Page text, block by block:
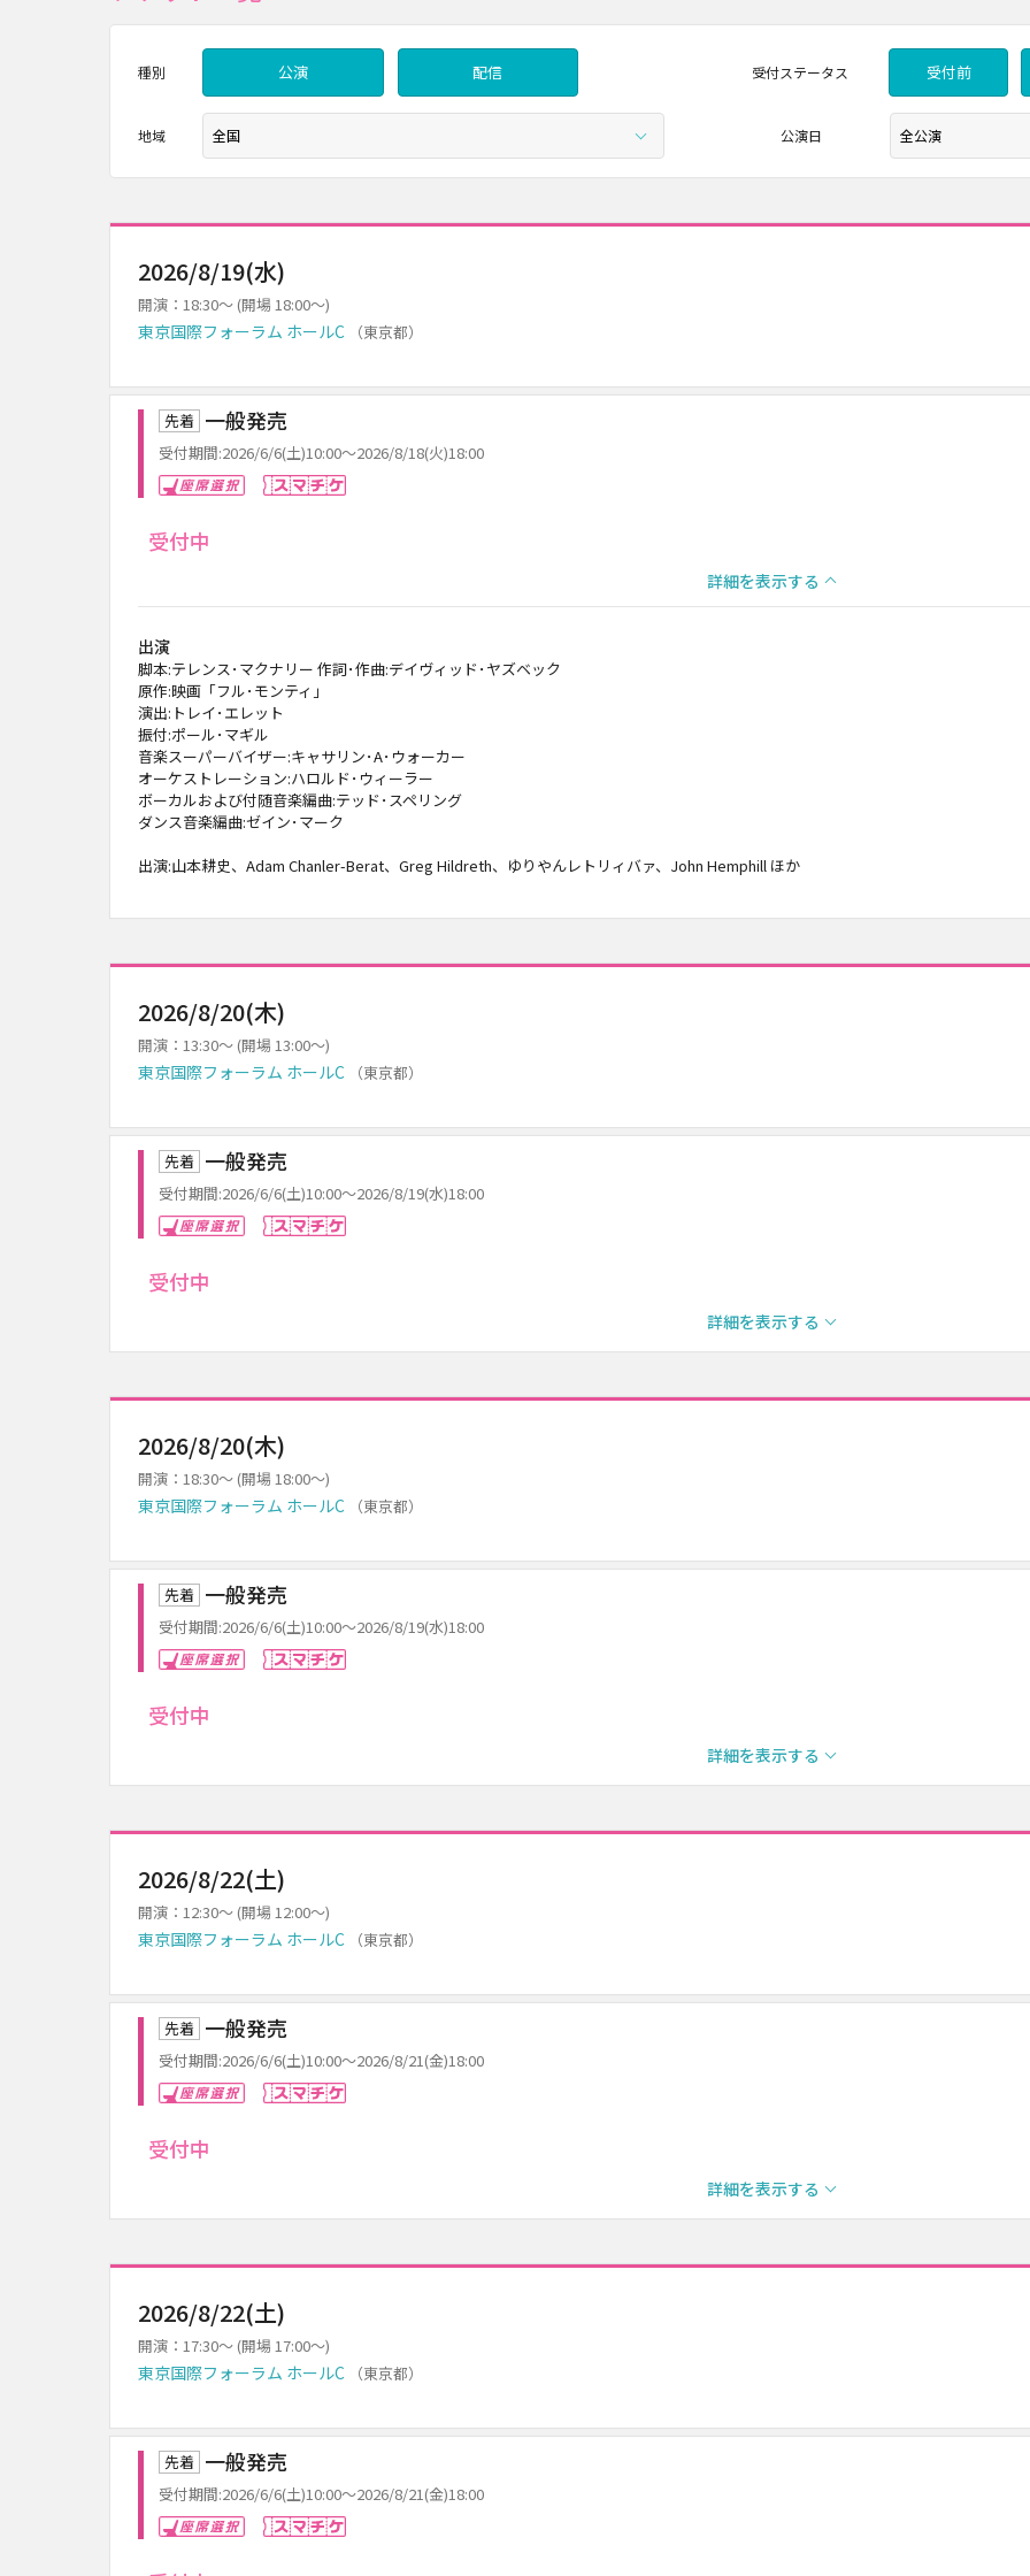
種別 公演 配信 受付ステータス 受付前
地域 公演日
2026/8/19(水)
開演：18:30～ (開場 18:00～)
東京国際フォーラム ホールC （東京都）
先着 一般発売
受付期間:2026/6/6(土)10:00～2026/8/18(火)18:00
座席選択
受付中
詳細を表示する
出演
脚本:テレンス･マクナリー 作詞･作曲:デイヴィッド･ヤズベック
原作:映画「フル･モンティ」
演出:トレイ･エレット
振付:ポール･マギル
音楽スーパーバイザー:キャサリン･A･ウォーカー
オーケストレーション:ハロルド･ウィーラー
ボーカルおよび付随音楽編曲:テッド･スペリング
ダンス音楽編曲:ゼイン･マーク
出演:山本耕史、Adam Chanler-Berat、Greg Hildreth、ゆりやんレトリィバァ、John Hemphill ほか
2026/8/20(木)
開演：13:30～ (開場 13:00～)
東京国際フォーラム ホールC （東京都）
先着 一般発売
受付期間:2026/6/6(土)10:00～2026/8/19(水)18:00
座席選択
受付中
詳細を表示する
2026/8/20(木)
開演：18:30～ (開場 18:00～)
東京国際フォーラム ホールC （東京都）
先着 一般発売
受付期間:2026/6/6(土)10:00～2026/8/19(水)18:00
座席選択
受付中
詳細を表示する
2026/8/22(土)
開演：12:30～ (開場 12:00～)
東京国際フォーラム ホールC （東京都）
先着 一般発売
受付期間:2026/6/6(土)10:00～2026/8/21(金)18:00
座席選択
受付中
詳細を表示する
2026/8/22(土)
開演：17:30～ (開場 17:00～)
東京国際フォーラム ホールC （東京都）
先着 一般発売
受付期間:2026/6/6(土)10:00～2026/8/21(金)18:00
座席選択